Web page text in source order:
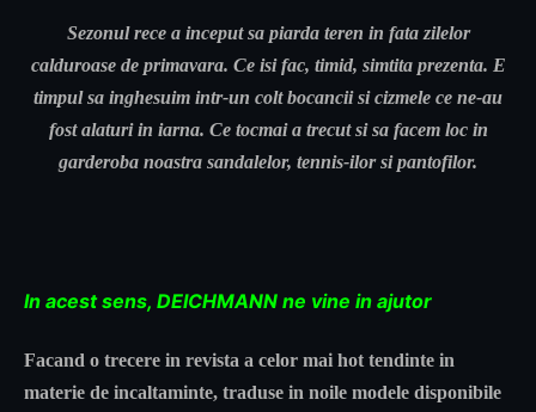
Sezonul rece a inceput sa piarda teren in fata zilelor
calduroase de primavara. Ce isi fac, timid, simtita prezenta. E
timpul sa inghesuim intr-un colt bocancii si cizmele ce ne-au
fost alaturi in iarna. Ce tocmai a trecut si sa facem loc in
garderoba noastra sandalelor, tennis-ilor si pantofilor.
In acest sens, DEICHMANN ne vine in ajutor
Facand o trecere in revista a celor mai hot tendinte in
materie de incaltaminte, traduse in noile modele disponibile